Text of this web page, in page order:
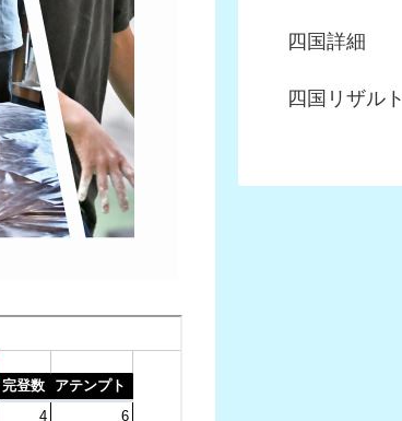
四国詳細
四国リザルト